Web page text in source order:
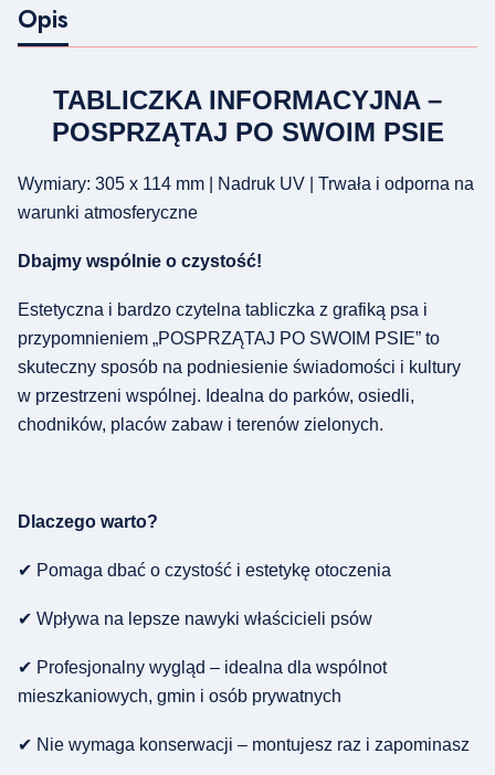
Opis
TABLICZKA INFORMACYJNA –
POSPRZĄTAJ PO SWOIM PSIE
Wymiary: 305 x 114 mm | Nadruk UV | Trwała i odporna na
warunki atmosferyczne
Dbajmy wspólnie o czystość!
Estetyczna i bardzo czytelna tabliczka z grafiką psa i
przypomnieniem „POSPRZĄTAJ PO SWOIM PSIE” to
skuteczny sposób na podniesienie świadomości i kultury
w przestrzeni wspólnej. Idealna do parków, osiedli,
chodników, placów zabaw i terenów zielonych.
Dlaczego warto?
✔ Pomaga dbać o czystość i estetykę otoczenia
✔ Wpływa na lepsze nawyki właścicieli psów
✔ Profesjonalny wygląd – idealna dla wspólnot
mieszkaniowych, gmin i osób prywatnych
✔ Nie wymaga konserwacji – montujesz raz i zapominasz